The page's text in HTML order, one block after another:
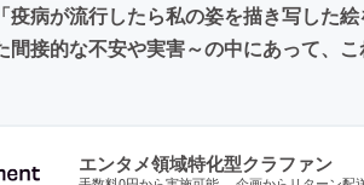
病が流行したら私の姿を描き写した
接的な不安や実害～の中にあって、
エンタメ領域特化型クラファン